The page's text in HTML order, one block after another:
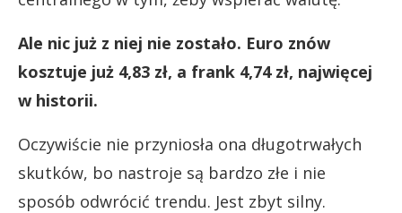
Ale nic już z niej nie zostało. Euro znów
kosztuje już 4,83 zł, a frank 4,74 zł, najwięcej
w historii.
Oczywiście nie przyniosła ona długotrwałych
skutków, bo nastroje są bardzo złe i nie
sposób odwrócić trendu. Jest zbyt silny.